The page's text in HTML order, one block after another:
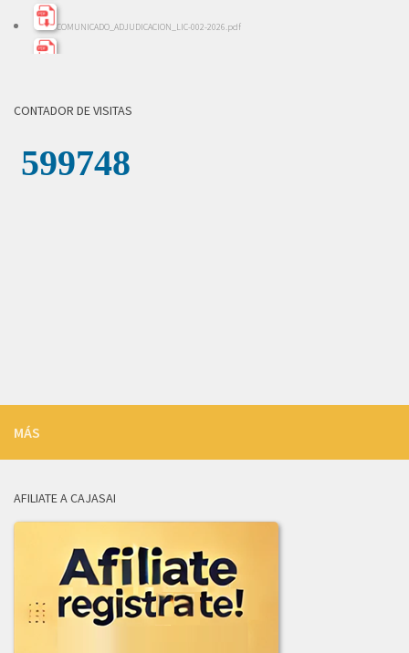
COMUNICADO_ADJUDICACION_LIC-002-2026.pdf
LICITACION_DE_OFERTAS__001-_2026.pdf
COMUNICADO_ADJUDICACION_LIC-003-2025.pdf
COMUNICADO_ADJUDICACION_LIC_004-2025.pdf
INFORME_EVALUACION_COMITE_COMPRAS_LIC-003-2025.pdf
CONTADOR DE VISITAS
MÁS
AFILIATE A CAJASAI